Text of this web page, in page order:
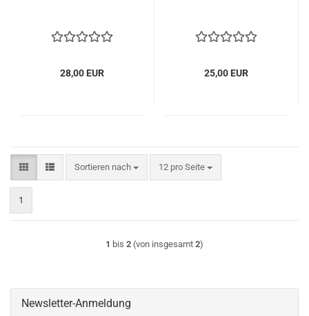
28,00 EUR 25,00 EUR
Sortieren nach
Sortieren nach 12 pro Seite
pro Seite
1
1 bis 2 (von insgesamt 2)
Newsletter-Anmeldung